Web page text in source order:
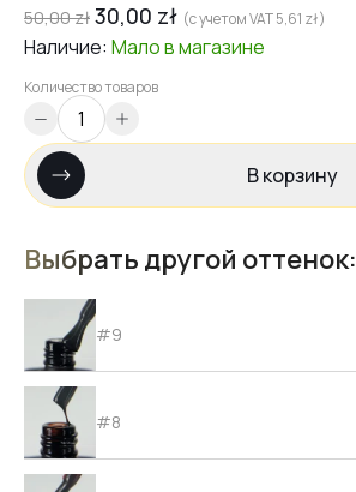
50,00zł 30,00 zł (с учетом VAT5,61 zł)
Наличие: Малов магазине
Количество товаров
В корзину
Выбрать другой оттенок:
#9
#8